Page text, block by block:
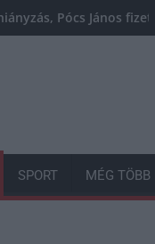
Pócs János
SPORT MÉG TÖBB